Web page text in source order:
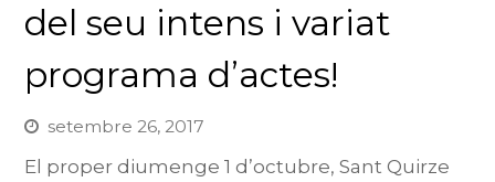
del seu intens i variat
programa d’actes!
setembre 26, 2017
El proper diumenge 1 d’octubre, Sant Quirze